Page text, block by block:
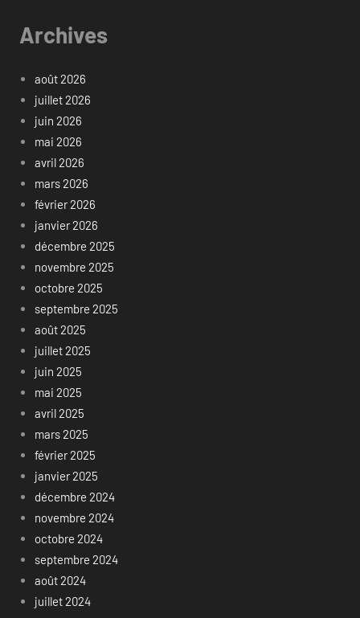
Archives
août 2026
juillet 2026
juin 2026
mai 2026
avril 2026
mars 2026
février 2026
janvier 2026
décembre 2025
novembre 2025
octobre 2025
septembre 2025
août 2025
juillet 2025
juin 2025
mai 2025
avril 2025
mars 2025
février 2025
janvier 2025
décembre 2024
novembre 2024
octobre 2024
septembre 2024
août 2024
juillet 2024